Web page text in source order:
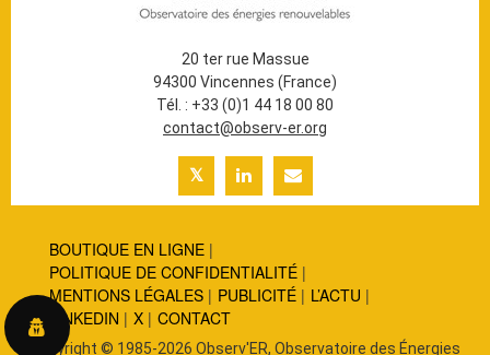
20 ter rue Massue
94300 Vincennes (France)
Tél. : +33 (0)1 44 18 00 80
contact@observ-er.org
BOUTIQUE EN LIGNE
POLITIQUE DE CONFIDENTIALITÉ
MENTIONS LÉGALES
PUBLICITÉ
L’ACTU
LINKEDIN
X CONTACT
Copyright © 1985-2026 Observ'ER, Observatoire des Énergies